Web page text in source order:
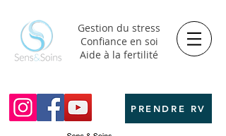
Gestion du stress
Confiance en soi
Aide à la fertilité
PRENDRE RV